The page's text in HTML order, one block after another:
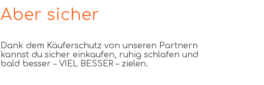
Aber sicher
Dank dem Käuferschutz von unseren Partnern
kannst du sicher einkaufen, ruhig schlafen und
bald besser–VIEL BESSER–zielen.